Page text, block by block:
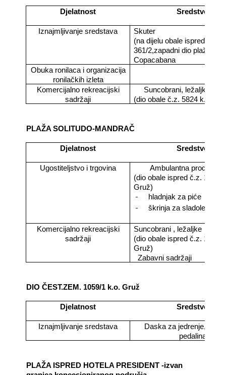
Djelatnost Sredstvo
Iznajmljivanje sredstava
Skuter
(na dijelu obale ispred č.z.
361/2,zapadni dio plaže
Copacabana
Obuka ronilaca i organizacija
ronilačkih izleta
Komercijalno rekreacijski
sadržaji
Suncobrani, ležaljke
(dio obale č.z. 5824 k.o.
PLAŽA SOLITUDO-MANDRAČ
Djelatnost Sredstvo
Ugostiteljstvo i trgovina
Ambulantna prodaja
(dio obale ispred č.z. 1059/
Gruž)
- hladnjak za piće
- škrinja za sladoled
Komercijalno rekreacijski
sadržaji
Suncobrani , ležaljke
(dio obale ispred č.z. 1059/
Gruž)
Zabavni sadržaji
DIO ČEST.ZEM. 1059/1 k.o. Gruž
Djelatnost Sredstvo
Iznajmljivanje sredstava
Daska za jedrenje,
pedalina
PLAŽA ISPRED HOTELA PRESIDENT -izvan